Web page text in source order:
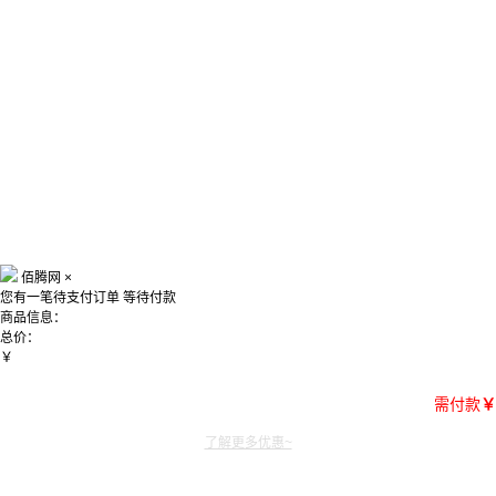
佰腾网 ×
您有一笔待支付订单 等待付款
商品信息：
总价：
￥
需付款￥
了解更多优惠~